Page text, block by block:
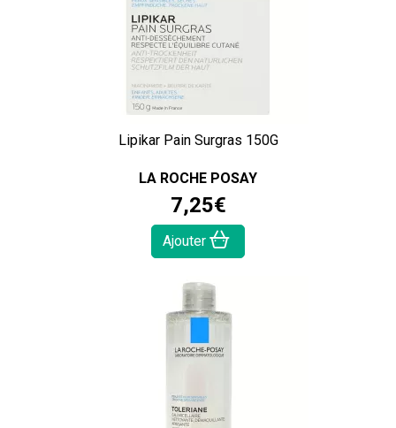
Lipikar Pain Surgras 150G
LA ROCHE POSAY
7,25€
Ajouter